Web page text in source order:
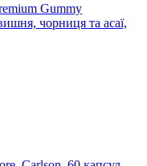
Gummy
чорниця та асаї,